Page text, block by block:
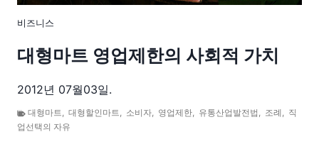
비즈니스
대형마트 영업제한의 사회적 가치
2012년 07월03일.
대형마트, 대형할인마트, 소비자, 영업제한, 유통산업발전법 , 조례, 직
업선택의 자유